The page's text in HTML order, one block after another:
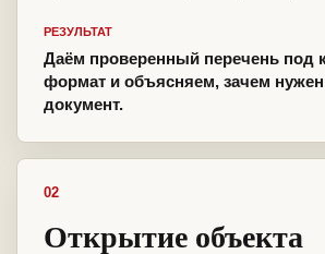
РЕЗУЛЬТАТ
Даём проверенный перечень под
формат и объясняем, зачем
документ.
02
Открытие объекта